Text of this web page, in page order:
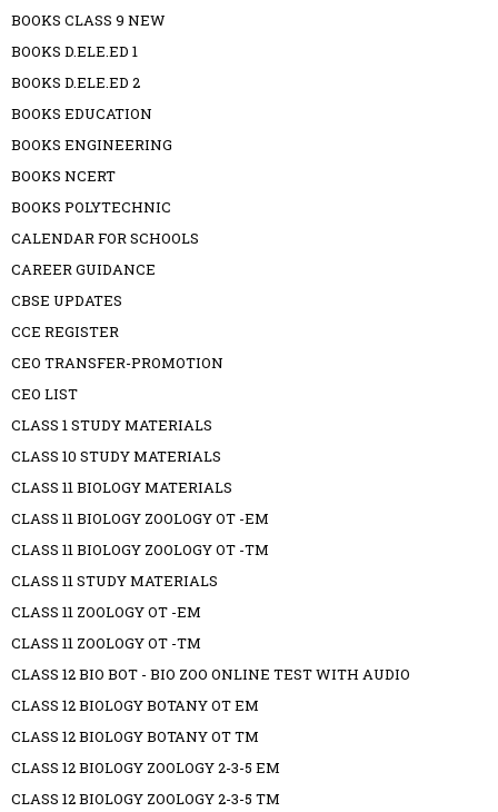
BOOKS CLASS 9 NEW
BOOKS D.ELE.ED 1
BOOKS D.ELE.ED 2
BOOKS EDUCATION
BOOKS ENGINEERING
BOOKS NCERT
BOOKS POLYTECHNIC
CALENDAR FOR SCHOOLS
CAREER GUIDANCE
CBSE UPDATES
CCE REGISTER
CEO TRANSFER-PROMOTION
CEO LIST
CLASS 1 STUDY MATERIALS
CLASS 10 STUDY MATERIALS
CLASS 11 BIOLOGY MATERIALS
CLASS 11 BIOLOGY ZOOLOGY OT -EM
CLASS 11 BIOLOGY ZOOLOGY OT -TM
CLASS 11 STUDY MATERIALS
CLASS 11 ZOOLOGY OT -EM
CLASS 11 ZOOLOGY OT -TM
CLASS 12 BIO BOT - BIO ZOO ONLINE TEST WITH AUDIO
CLASS 12 BIOLOGY BOTANY OT EM
CLASS 12 BIOLOGY BOTANY OT TM
CLASS 12 BIOLOGY ZOOLOGY 2-3-5 EM
CLASS 12 BIOLOGY ZOOLOGY 2-3-5 TM